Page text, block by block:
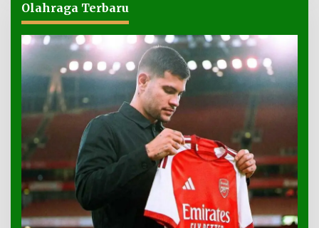
Olahraga Terbaru